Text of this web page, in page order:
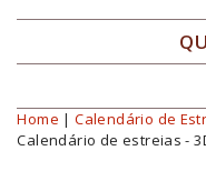
Você está aqui
Home |Calendário de
Calendário de estreias -